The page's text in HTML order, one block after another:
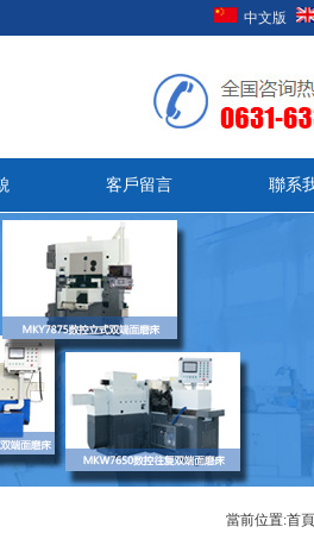
中文版
客戶留言 聯系
當前位置:首頁